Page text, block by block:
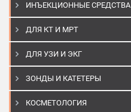
ИНЪЕКЦИОННЫЕ СРЕДСТВА
ДЛЯ КТ И МРТ
ДЛЯ УЗИ И ЭКГ
ЗОНДЫ И КАТЕТЕРЫ
КОСМЕТОЛОГИЯ